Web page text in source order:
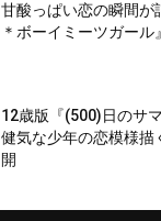
甘酸っぱい恋の瞬間が
＊ボーイミーツガール
12歳版『(500)日のサ
健気な少年の恋模様描
開